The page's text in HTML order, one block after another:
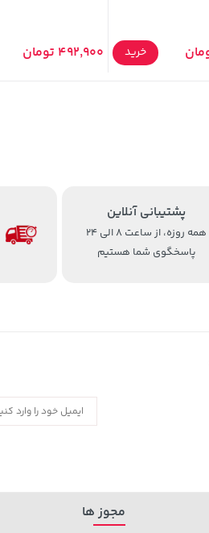
خرید 492,900 تومان
پشتیبانی آنلاین
همه روزه، از ساعت 8 الی 24
پاسخگوی شما هستیم
مجوز ها